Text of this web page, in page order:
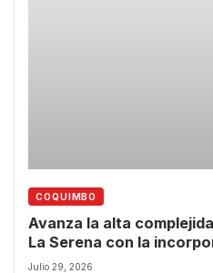
COQUIMBO
Avanza la alta
La Serena con la
valvular transcatéter
Julio 29, 2026